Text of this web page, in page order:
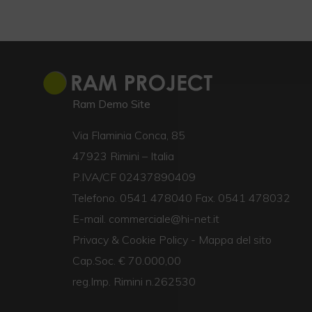
Ram Demo Site
Via Flaminia Conca, 85
47923 Rimini – Italia
P.IVA/CF 02437890409
Telefono. 0541 478040 Fax. 0541 478032
E-mail. commerciale@hi-net.it
Privacy & Cookie Policy- Mappa del sito
Cap.Soc. € 70.000,00
reg.Imp. Rimini n.262530